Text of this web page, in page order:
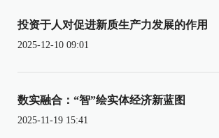
投资于人对促进新质生产力发展的作用
2025-12-10 09:01
数实融合：“智”绘实体经济新蓝图
2025-11-19 15:41